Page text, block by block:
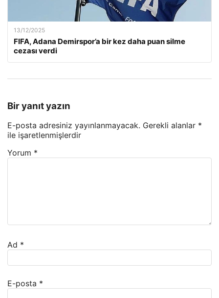
13/12/2025
FIFA, Adana Demirspor’a bir kez daha puan silme
cezası verdi
Bir yanıt yazın
E-posta adresiniz yayınlanmayacak. Gerekli alanlar *
ile işaretlenmişlerdir
Yorum *
Ad *
E-posta *